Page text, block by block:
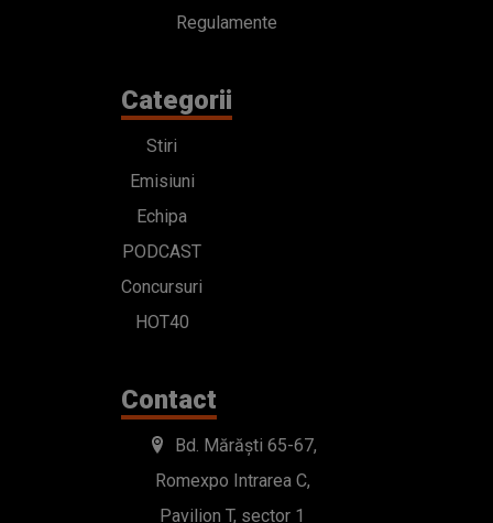
Regulamente
Categorii
Stiri
Emisiuni
Echipa
PODCAST
Concursuri
HOT40
Contact
Bd. Mărăști 65-67,
Romexpo Intrarea C,
Pavilion T, sector 1